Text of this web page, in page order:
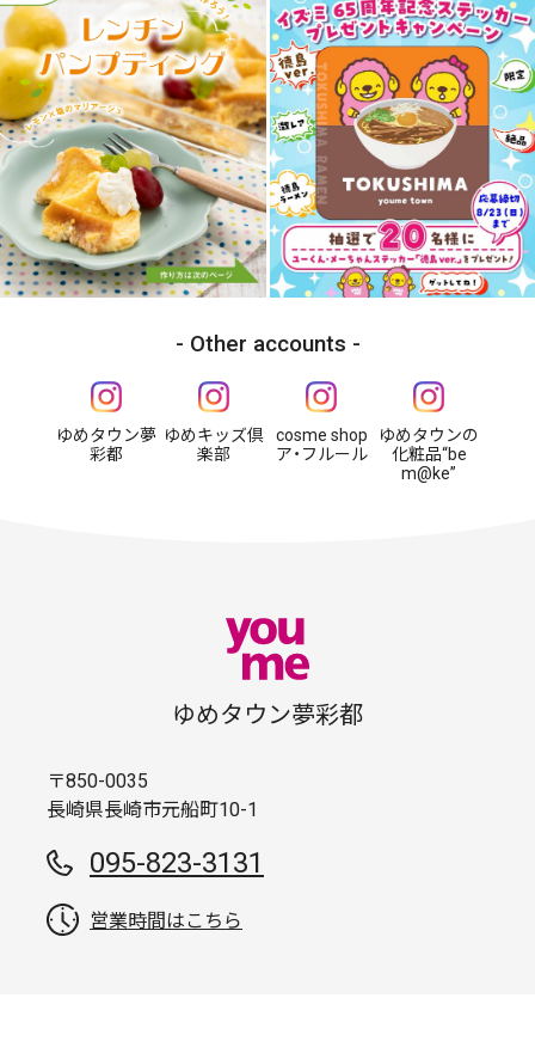
Other accounts
ゆめタウン夢
彩都
ゆめキッズ倶
楽部
cosme shop
ア・フルール
ゆめタウンの
化粧品“be
m@ke”
ゆめタウン夢彩都
〒850-0035
長崎県長崎市元船町10-1
095-823-3131
営業時間はこちら